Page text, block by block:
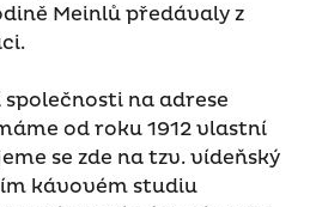
Meinlů předávaly z
na adrese
od roku 1912 vlastní
se zde na tzv. vídeňský
kávovém studiu